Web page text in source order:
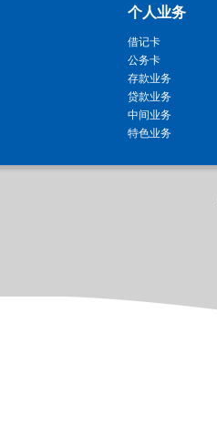
个人业务
借记卡
公务卡
存款业务
贷款业务
中间业务
特色业务